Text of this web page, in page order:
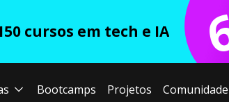
cursos em tech e IA
Bootcamps Projetos Comunidade